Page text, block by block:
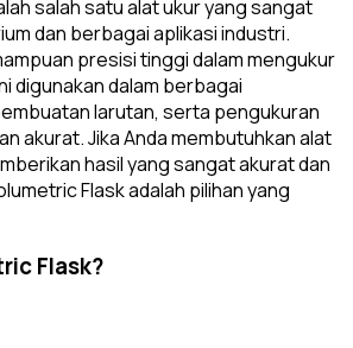
salah satu alat ukur yang sangat
dan berbagai aplikasi industri.
presisi tinggi dalam mengukur
digunakan dalam berbagai
larutan, serta pengukuran
akurat. Jika Anda membutuhkan alat
hasil yang sangat akurat dan
Flask adalah pilihan yang
Flask?